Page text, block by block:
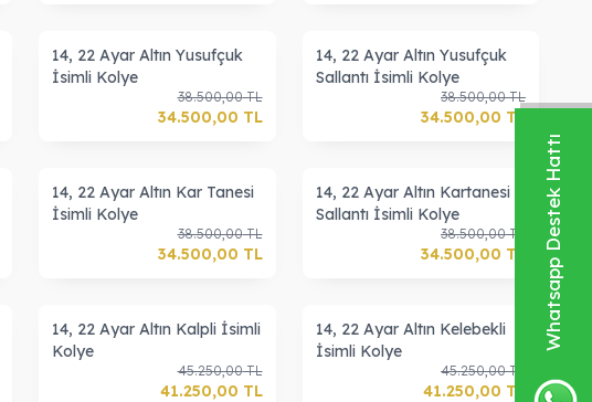
Whatsapp Destek Hattı
14, 22 Ayar Altın Yusufçuk
İsimli Kolye
38.500,00TL
34.500,00 TL
14, 22 Ayar Altın Yusufçuk
Sallantı İsimli Kolye
38.500,00TL
34.500,00 TL
14, 22 Ayar Altın Kar Tanesi
İsimli Kolye
38.500,00TL
34.500,00 TL
14, 22 Ayar Altın Kartanesi
Sallantı İsimli Kolye
38.500,00TL
34.500,00 TL
14, 22 Ayar Altın Kalpli İsimli
Kolye
45.250,00TL
41.250,00 TL
14, 22 Ayar Altın Kelebekli
İsimli Kolye
45.250,00TL
41.250,00 TL